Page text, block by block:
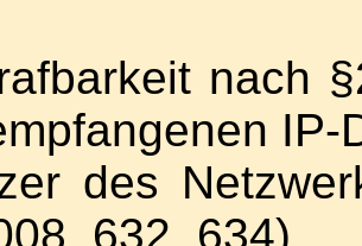
nach
des
632, 634).